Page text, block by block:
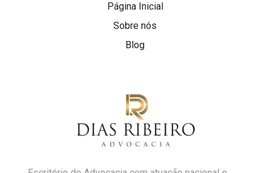
Página Inicial
Sobre nós
Blog